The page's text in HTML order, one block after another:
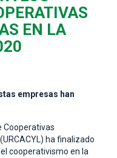
EN LA
empresas han
Cooperativas
ha finalizado
cooperativismo en la